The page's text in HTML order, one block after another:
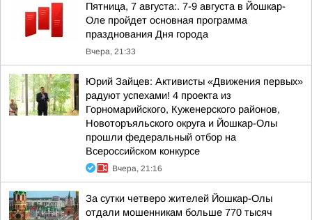
Пятница, 7 августа:. 7-9 августа в Йошкар-
Оле пройдет основная программа
празднования Дня города
Вчера, 21:33
Юрий Зайцев: Активисты «Движения первых»
радуют успехами! 4 проекта из
Горномарийского, Куженерского районов,
Новоторъяльского округа и Йошкар-Олы
прошли федеральный отбор на
Всероссийском конкурсе
Вчера, 21:16
За сутки четверо жителей Йошкар-Олы
отдали мошенникам больше 770 тысяч